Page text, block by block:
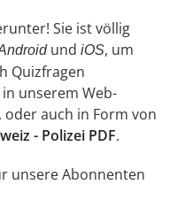
Sie ist völlig
und iOS, um
Quizfragen
unserem Web-
auch in Form von
- Polizei PDF.
unsere Abonnenten